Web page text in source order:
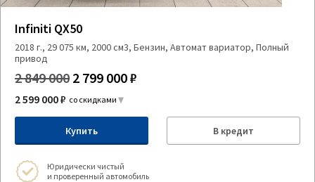
Infiniti QX50
2018 г., 29 075 км, 2000 см3, Бензин, Автомат вариатор, Полный
привод
2 849 000 2 799 000 ₽
2 599 000 ₽ со скидками
Купить В кредит
Юридически чистый
и проверенный автомобиль